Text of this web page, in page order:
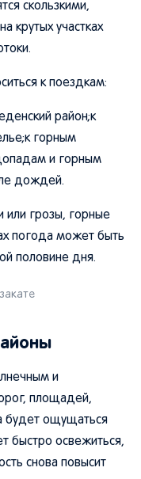
скользкими,
крутых участках
к поездкам:
район;к
горным
и горным
дождей.
или грозы, горные
погода может быть
половине дня.
и
площадей,
будет ощущаться
быстро освежиться,
снова повысит